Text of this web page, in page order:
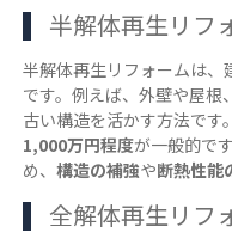
半解体再生リフ
半解体再生リフォームは、
です。例えば、外壁や屋根
古い構造を活かす方法です
1,000万円程度が一般的で
め、 構造の補強や断熱性能
全解体再生リフ